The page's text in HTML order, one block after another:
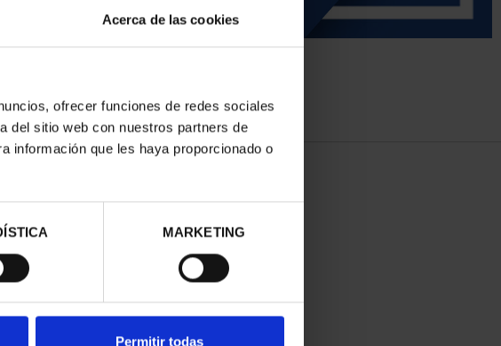
Acerca de las cookies
ofrecer funciones de redes sociales
del sitio web con nuestros partners de
información que les haya proporcionado o
MARKETING
Permitir todas